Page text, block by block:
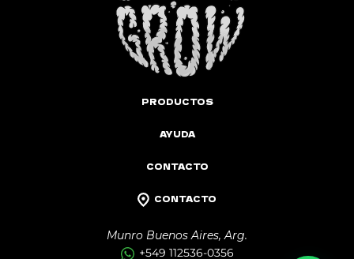
PRODUCTOS
AYUDA
CONTACTO
CONTACTO
Munro Buenos Aires, Arg.
+549 112536-0356